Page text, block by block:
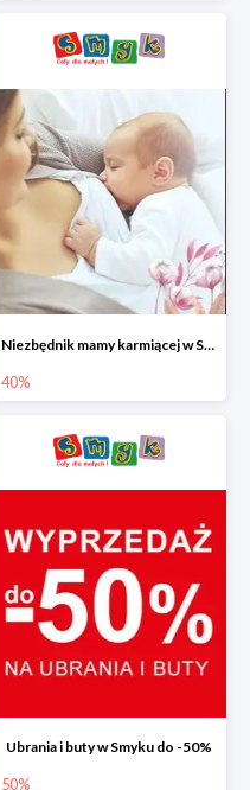
Niezbędnik mamy karmiącej w Smyku do -40%
40%
Ubrania i buty w Smyku do -50%
50%